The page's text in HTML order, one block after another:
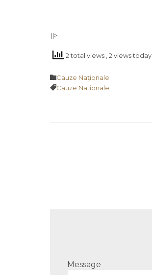
]]>
2 total views , 2 views today
Category
Cauze Naţionale
Tags
Cauze Nationale
Message